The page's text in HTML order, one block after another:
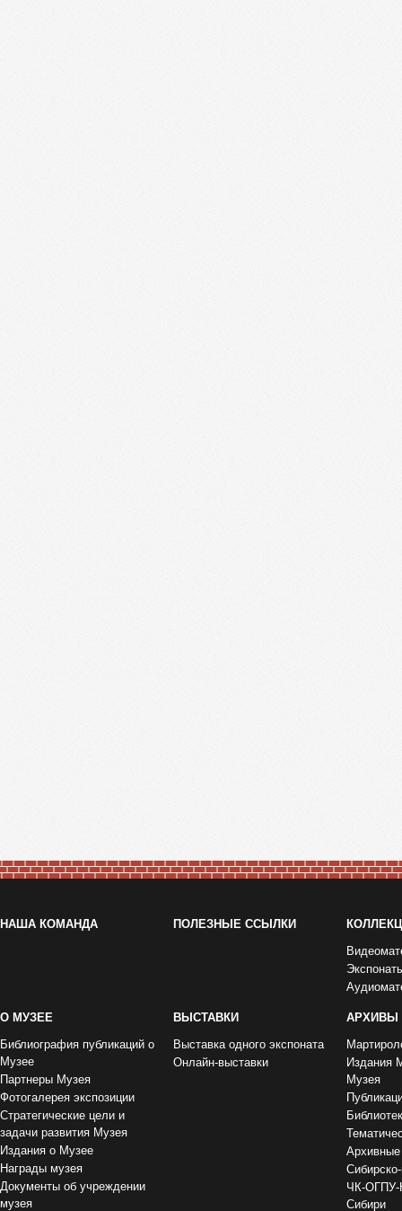
НАША КОМАНДА ПОЛЕЗНЫЕ ССЫЛКИ
О МУЗЕЕ
Библиография публикаций о
Музее
Партнеры Музея
Фотогалерея экспозиции
Стратегические цели и
задачи развития Музея
Издания о Музее
Награды музея
Документы об учреждении
музея
ВЫСТАВКИ
Выставка одного экспоната
Онлайн-выставки
АРХИВЫ
Издания
Музея
ЧК-
Сибири